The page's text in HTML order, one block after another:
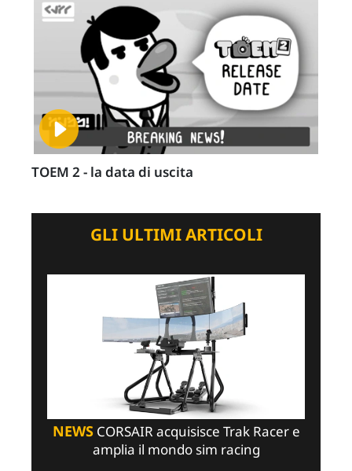
TOEM 2 - la data di uscita
GLI ULTIMI ARTICOLI
NEWSCORSAIR acquisisce Trak Racer e
amplia il mondo sim racing